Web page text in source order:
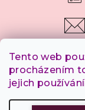
Tento web
procházením
jejich